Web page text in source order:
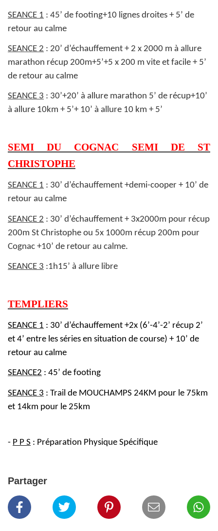
SEANCE 1 : 45’ de footing+10 lignes droites + 5’ de
retour au calme
SEANCE 2 : 20’ d’échauffement + 2 x 2000 m à allure
marathon récup 200m+5’+5 x 200 m vite et facile + 5’
de retour au calme
SEANCE 3 : 30’+20’ à allure marathon 5’ de récup+10’
à allure 10km + 5’+ 10’ à allure 10 km + 5’
SEMI DU COGNAC SEMI DE ST
CHRISTOPHE
SEANCE 1 : 30’ d’échauffement +demi-cooper + 10’ de
retour au calme
SEANCE 2 : 30’ d’échauffement + 3x2000m pour récup
200m St Christophe ou 5x 1000m récup 200m pour
Cognac +10’ de retour au calme.
SEANCE 3 :1h15’ à allure libre
TEMPLIERS
SEANCE 1 : 30’ d’échauffement +2x (6’-4’-2’ récup 2’
et 4’ entre les séries en situation de course) + 10’ de
retour au calme
SEANCE2 : 45’ de footing
SEANCE 3 : Trail de MOUCHAMPS 24KM pour le 75km
et 14km pour le 25km
- P P S : Préparation Physique Spécifique
Partager